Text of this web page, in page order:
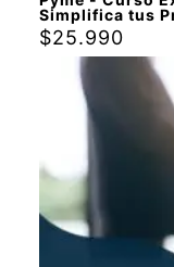
Simplifica tus
$25.990